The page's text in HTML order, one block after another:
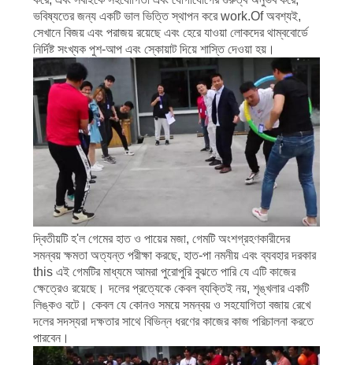
ভবিষ্যতের জন্য একটি ভাল ভিত্তি স্থাপন করে work.Of অবশ্যই,
সেখানে বিজয় এবং পরাজয় রয়েছে এবং হেরে যাওয়া লোকদের থাম্ববোর্ডে
নির্দিষ্ট সংখ্যক পুশ-আপ এবং স্কোয়াট দিয়ে শাস্তি দেওয়া হয়।
দ্বিতীয়টি হ'ল গেমের হাত ও পায়ের মজা, গেমটি অংশগ্রহণকারীদের
সমন্বয় ক্ষমতা অত্যন্ত পরীক্ষা করছে, হাত-পা নমনীয় এবং ব্যবহার দরকার
this এই গেমটির মাধ্যমে আমরা পুরোপুরি বুঝতে পারি যে এটি কাজের
ক্ষেত্রেও রয়েছে। দলের প্রত্যেকে কেবল ব্যক্তিই নয়, শৃঙ্খলার একটি
লিঙ্কও বটে। কেবল যে কোনও সময়ে সমন্বয় ও সহযোগিতা বজায় রেখে
দলের সদস্যরা দক্ষতার সাথে বিভিন্ন ধরণের কাজের কাজ পরিচালনা করতে
পারবেন।